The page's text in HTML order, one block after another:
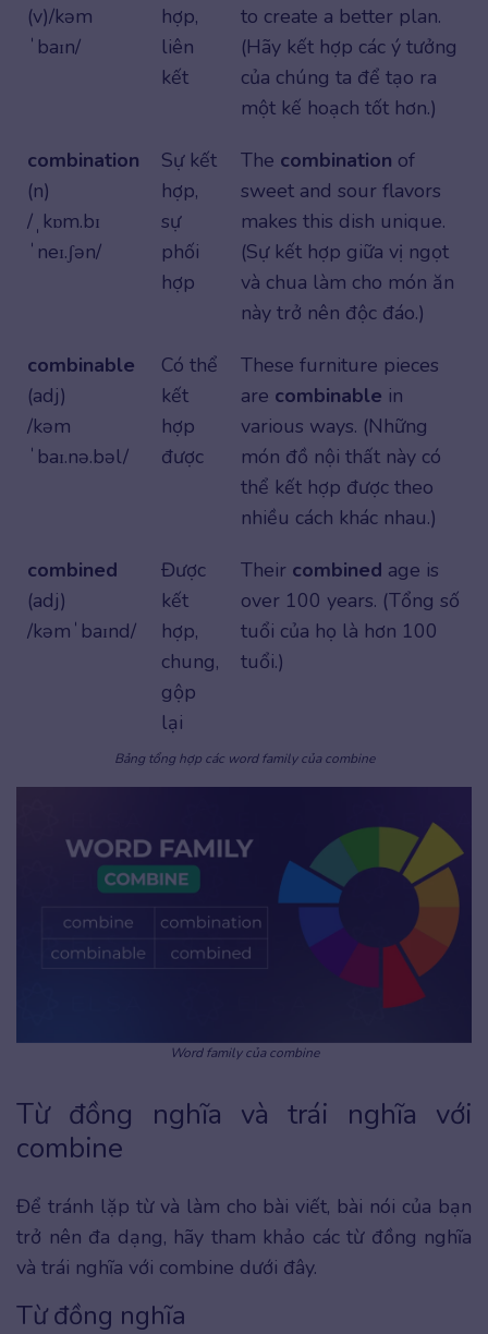
(v)/kəm
ˈbaɪn/
hợp,
liên
kết
to create a better plan.
(Hãy kết hợp các ý tưởng
của chúng ta để tạo ra
một kế hoạch tốt hơn.)
combination
(n)
/ˌkɒm.bɪ
ˈneɪ.ʃən/
Sự kết
hợp,
sự
phối
hợp
The combination of
sweet and sour flavors
makes this dish unique.
(Sự kết hợp giữa vị ngọt
và chua làm cho món ăn
này trở nên độc đáo.)
combinable
(adj)
/kəm
ˈbaɪ.nə.bəl/
Có thể
kết
hợp
được
These furniture pieces
are combinable in
various ways. (Những
món đồ nội thất này có
thể kết hợp được theo
nhiều cách khác nhau.)
combined
(adj)
/kəmˈbaɪnd/
Được
kết
hợp,
chung,
gộp
lại
Their combined age is
over 100 years. (Tổng số
tuổi của họ là hơn 100
tuổi.)
Bảng tổng hợp các word family của combine
Word family của combine
Từ đồng nghĩa và trái nghĩa với
combine
Để tránh lặp từ và làm cho bài viết, bài nói của bạn
trở nên đa dạng, hãy tham khảo các từ đồng nghĩa
và trái nghĩa với combine dưới đây.
Từ đồng nghĩa